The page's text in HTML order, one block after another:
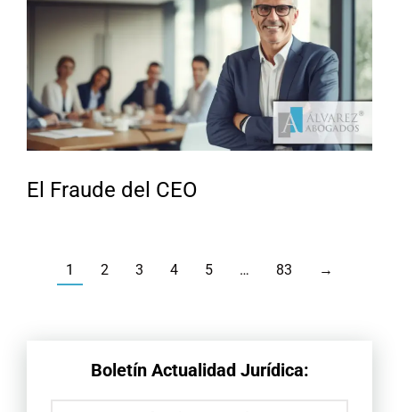
El Fraude del CEO
1 2 3 4 5 … 83 →
Boletín Actualidad Jurídica: